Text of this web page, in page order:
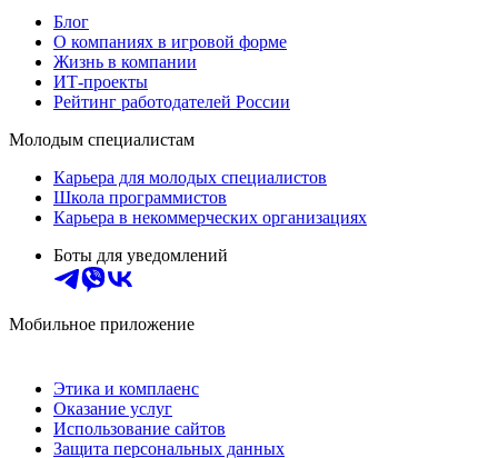
Блог
О компаниях в игровой форме
Жизнь в компании
ИТ-проекты
Рейтинг работодателей России
Молодым специалистам
Карьера для молодых специалистов
Школа программистов
Карьера в некоммерческих организациях
Боты для уведомлений
Мобильное приложение
Этика и комплаенс
Оказание услуг
Использование сайтов
Защита персональных данных